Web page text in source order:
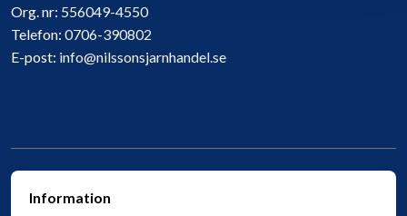
Org. nr: 556049-4550
Telefon: 0706-390802
E-post: info@nilssonsjarnhandel.se
Information